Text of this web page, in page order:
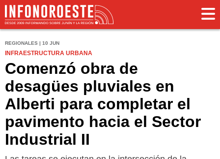
REGIONALES | 10 JUN
INFRAESTRUCTURA URBANA
Comenzó obra de
desagües pluviales en
Alberti para completar el
pavimento hacia el Sector
Industrial II